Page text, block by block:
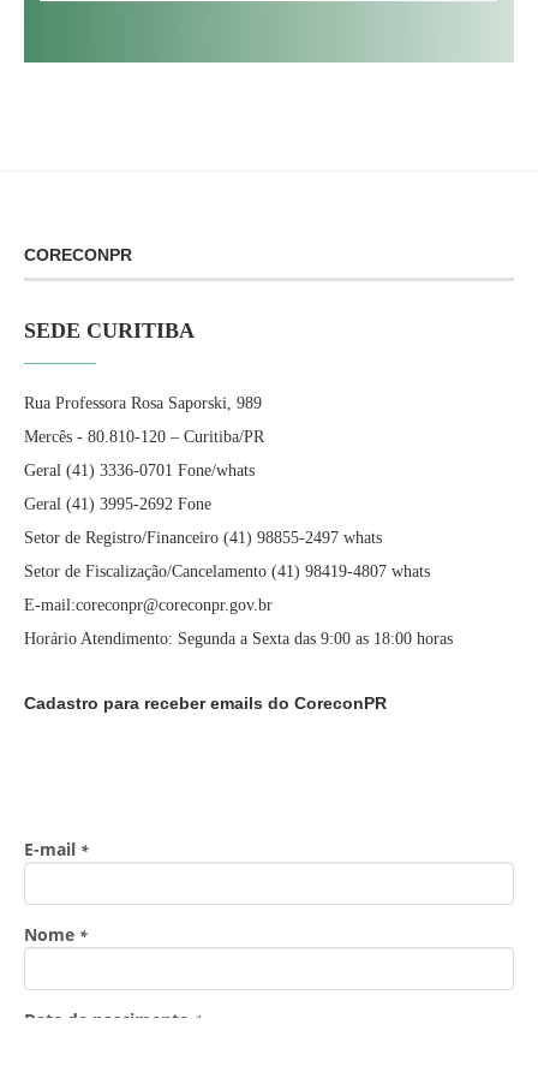
CORECONPR
SEDE CURITIBA
Rua Professora Rosa Saporski, 989
Mercês - 80.810-120 – Curitiba/PR
Geral (41) 3336-0701 Fone/whats
Geral (41) 3995-2692 Fone
Setor de Registro/Financeiro (41) 98855-2497 whats
Setor de Fiscalização/Cancelamento (41) 98419-4807 whats
E-mail:coreconpr@coreconpr.gov.br
Horário Atendimento: Segunda a Sexta das 9:00 as 18:00 horas
Cadastro para receber emails do CoreconPR